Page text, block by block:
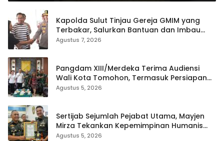
Kapolda Sulut Tinjau Gereja GMIM yang
Terbakar, Salurkan Bantuan dan Imbau
Waspada Musim Kemarau
Agustus 7, 2026
Pangdam XIII/Merdeka Terima Audiensi
Wali Kota Tomohon, Termasuk Persiapan
TIFF
Agustus 5, 2026
Sertijab Sejumlah Pejabat Utama, Mayjen
Mirza Tekankan Kepemimpinan Humanis
dan Profesional
Agustus 5, 2026